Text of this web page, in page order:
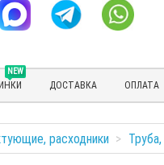
NEW
ДОСТАВКА ОПЛАТА
расходники